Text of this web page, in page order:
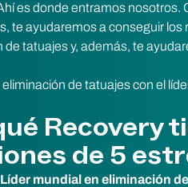
es donde entramos nosotros.
te ayudaremos a conseguir los
de tatuajes y, además, te
de tatuajes con el
Recovery
de 5
Líder mundial en eliminación